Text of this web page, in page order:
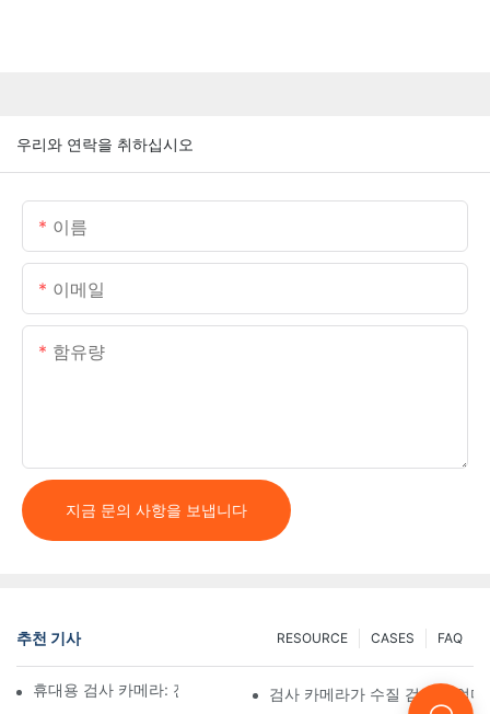
우리와 연락을 취하십시오
이름
이메일
함유량
지금 문의 사항을 보냅니다
추천 기사 FAQ
CASES
RESOURCE
휴대용 검사 카메라: 전문가를 위한 필수 도구검사 카메라가 수질 검사를 얼